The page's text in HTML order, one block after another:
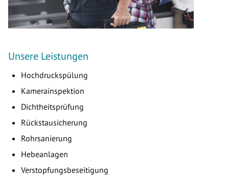
Unsere Leistungen
Hochdruckspülung
Kamerainspektion
Dichtheitsprüfung
Rückstausicherung
Rohrsanierung
Hebeanlagen
Verstopfungsbeseitigung